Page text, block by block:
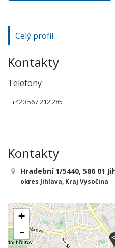
Celý profil
Kontakty
Telefony
+420 567 212 285
Kontakty
Hradební 1/5440, 586 01
okres Jihlava, Kraj Vysočina
+
-